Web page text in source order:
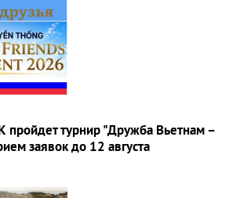
пройдет турнир "Дружба Вьетнам –
заявок до 12 августа